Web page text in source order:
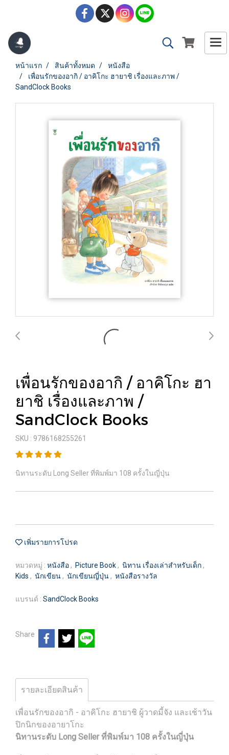
หน้าแรก สินค้าทั้งหมด
หนังสือ
เพื่อนรักของอากิ / อาคิโกะ ฮายาชิ เรื่องและภาพ /
SandClock Books
เพื่อนรักของอากิ / อาคิโกะ ฮา
ยาชิ เรื่องและภาพ /
SandClock Books
SKU : 9786168255261
นิทานระดับ Long Seller ที่พิมพ์มา 108 ครั้งในญี่ปุ่น
เพิ่มรายการโปรด
หมวดหมู่ : หนังสือ , Picture Book , นิทาน เรื่องเล่าสำหรับเด็ก ,
Kids , นักเขียน , นักเขียนญี่ปุ่น , หนังสือรางวัล
แบรนด์ : SandClock Books
Share
รายละเอียดสินค้า
เพื่อนรักของอากิ - อาคิโกะ ฮายาชิ ผู้วาดมี้จัง และเช้าวัน
ปิกนิกของอายาโกะ
นิทานระดับ Long Seller ที่พิมพ์มา 108 ครั้งในญี่ปุ่น